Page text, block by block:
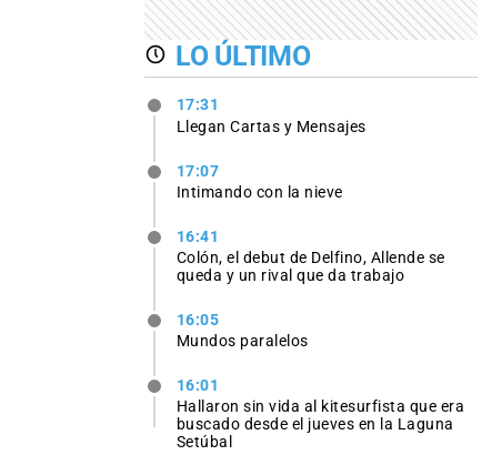
LO ÚLTIMO
17:31
Llegan Cartas y Mensajes
17:07
Intimando con la nieve
16:41
Colón, el debut de Delfino, Allende se
queda y un rival que da trabajo
16:05
Mundos paralelos
16:01
Hallaron sin vida al kitesurfista que era
buscado desde el jueves en la Laguna
Setúbal